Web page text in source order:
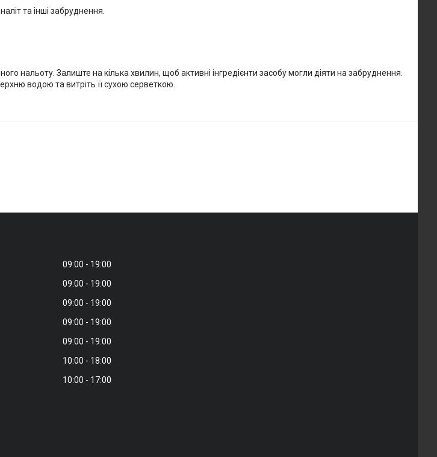
та інші забруднення.
нальоту. Залиште на кілька хвилин, щоб активні інгредієнти засобу могли діяти на забруднення.
водою та витріть її сухою серветкою.
09:00
19:00
09:00
19:00
09:00
19:00
09:00
19:00
09:00
19:00
10:00
18:00
10:00 17:00